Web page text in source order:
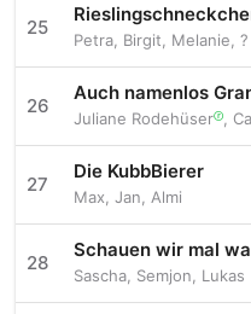
25
Petra Birgit Melanie ?
26
Auch namenlos
Juliane Rodehüserⓡ
27
Die KubbBierer
Max Jan Almi
28
Schauen wir mal
Sascha Semjon Lukas